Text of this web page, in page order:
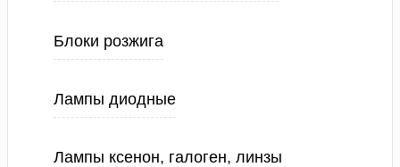
Блоки розжига
Лампы диодные
Лампы ксенон, галоген, линзы